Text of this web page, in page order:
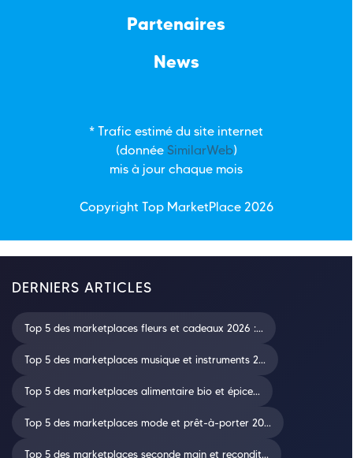
Partenaires
News
* Trafic estimé du site internet
(donnée SimilarWeb)
mis à jour chaque mois
Copyright Top MarketPlace2026
DERNIERS ARTICLES
Top 5 des marketplaces fleurs et cadeaux 2026 :...
Top 5 des marketplaces musique et instruments 2...
Top 5 des marketplaces alimentaire bio et épice...
Top 5 des marketplaces mode et prêt-à-porter 20...
Top 5 des marketplaces seconde main et recondit...